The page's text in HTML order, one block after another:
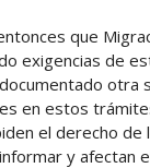
que
exigencias de
otra
en estos
el derecho
y afectan